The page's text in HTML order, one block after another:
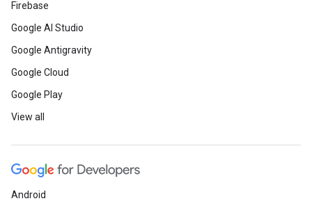
Firebase
Google AI Studio
Google Antigravity
Google Cloud
Google Play
View all
Android